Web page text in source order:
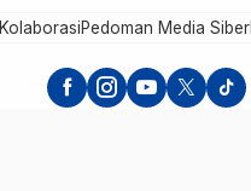
KolaborasiPedoman Media Siber